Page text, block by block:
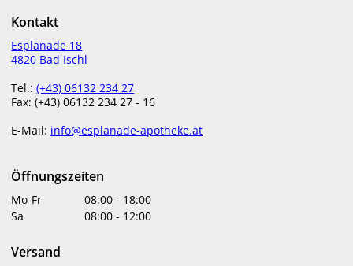
€20,50
in Apotheke lagernd
Kontakt
Esplanade 18
4820 Bad Ischl
Tel.:(+43) 06132 234 27
Fax: (+43) 06132 234 27 - 16
E-Mail: info@esplanade-apotheke.at
Öffnungszeiten
Mo-Fr 08:00 - 18:00
Sa
08:00 - 12:00
Versand